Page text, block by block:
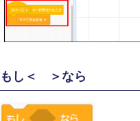
もし＜ ＞なら